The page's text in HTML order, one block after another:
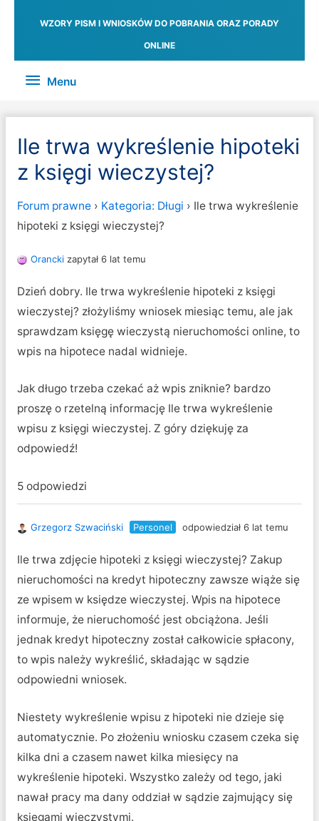
WZORY PISM I WNIOSKÓW DO POBRANIA ORAZ PORADY
ONLINE
Menu
Menu
Ile trwa wykreślenie hipoteki
z księgi wieczystej?
Forum prawne› Kategoria: Długi › Ile trwa wykreślenie
hipoteki z księgi wieczystej?
Oranckizapytał 6 lat temu
Dzień dobry. Ile trwa wykreślenie hipoteki z księgi
wieczystej? złożyliśmy wniosek miesiąc temu, ale jak
sprawdzam księgę wieczystą nieruchomości online, to
wpis na hipotece nadal widnieje.
Jak długo trzeba czekać aż wpis zniknie? bardzo
proszę o rzetelną informację Ile trwa wykreślenie
wpisu z księgi wieczystej. Z góry dziękuję za
odpowiedź!
5 odpowiedzi
Grzegorz Szwaciński Personel odpowiedział 6 lat temu
Ile trwa zdjęcie hipoteki z księgi wieczystej? Zakup
nieruchomości na kredyt hipoteczny zawsze wiąże się
ze wpisem w księdze wieczystej. Wpis na hipotece
informuje, że nieruchomość jest obciążona. Jeśli
jednak kredyt hipoteczny został całkowicie spłacony,
to wpis należy wykreślić, składając w sądzie
odpowiedni wniosek.
Niestety wykreślenie wpisu z hipoteki nie dzieje się
automatycznie. Po złożeniu wniosku czasem czeka się
kilka dni a czasem nawet kilka miesięcy na
wykreślenie hipoteki. Wszystko zależy od tego, jaki
nawał pracy ma dany oddział w sądzie zajmujący się
księgami wieczystymi.